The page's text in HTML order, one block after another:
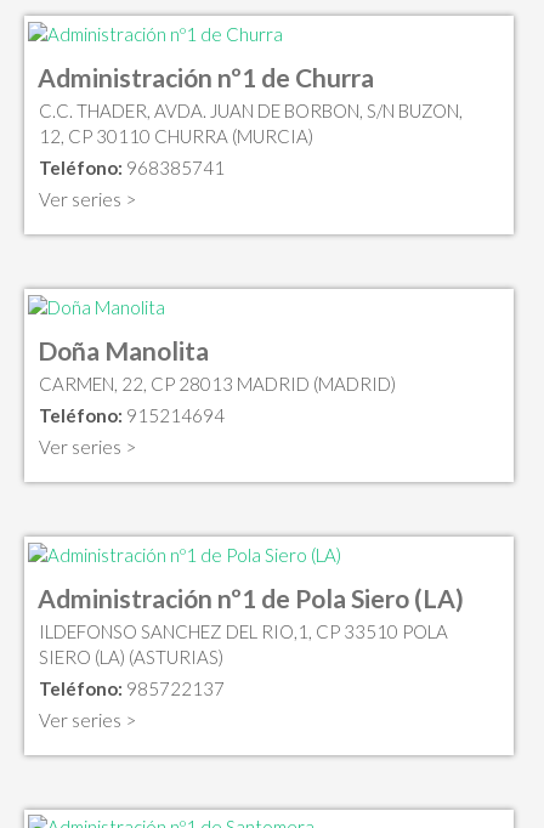
Administración nº1 de Churra
C.C. THADER, AVDA. JUAN DE BORBON, S/N BUZON,
12, CP 30110 CHURRA (MURCIA)
Teléfono: 968385741
Ver series >
Doña Manolita
CARMEN, 22, CP 28013 MADRID (MADRID)
Teléfono: 915214694
Ver series >
Administración nº1 de Pola Siero (LA)
ILDEFONSO SANCHEZ DEL RIO,1, CP 33510 POLA
SIERO (LA) (ASTURIAS)
Teléfono: 985722137
Ver series >